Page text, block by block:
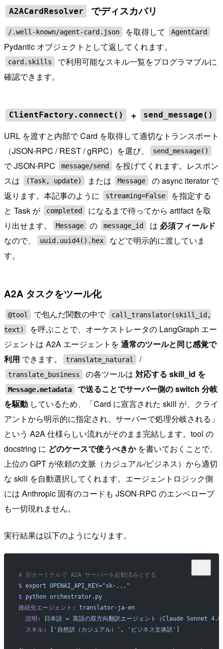
A2ACardResolver でディスカバリ
/.well-known/agent-card.json を取得して AgentCard
Pydantic オブジェクトとして返してくれます。
card.skills
で利用可能なスキル一覧をプログラマブルに
確認できます。
ClientFactory.connect() + send_message()
URL を渡すと内部で Card を取得して適切なトランスポート
（JSON-RPC / REST / gRPC）を選び、
send_message()
で JSON-RPC message/send
を投げてくれます。レスポン
スは
(Task, update) または Message
の async iterator で
返ります。本記事のように
streaming=False
を指定する
と Task が
completed
になるまで待ってから artifact を取
り出せます。
Message の message_id は 必須フィールド
なので、
uuid.uuid4().hex
などで明示的に渡していま
す。
A2A タスクをツール化
@tool で包んだ関数の中で
call_translator(skill_id,
text)
を呼ぶことで、オーケストレータの LangGraph エー
ジェントは A2A エージェントを 通常のツールと同じ感覚で
利用 できます。 translate_natural /
translate_business の各ツールは対応する skill_id を
Message.metadata
で送ることでサーバー側の switch 分岐
を駆動 しているため、「Card に宣言された skill が、クライ
アントから明示的に指定され、サーバーで処理分岐される」
という A2A 仕様らしい流れがそのまま完結します。tool の
docstring に どのケースで使うべきかを書いておくことで、
上位の GPT が依頼の文脈（カジュアル/ビジネス）から適切
な skill を自動選択してくれます。エージェントロジック側
には Anthropic 固有のコードも JSON-RPC のエンベロープ
も一切現れません。
実行結果は以下のようになります。
# 別ターミナルで A2A サーバーを起動済みとする
$ export OPENAI_API_KEY="sk-..."
$ python orchestrator.py
接続先エージェント:
translator-ja-en
  説明:
日本語 ↔ 英語の双方向翻訳エージェント（Claude Sonnet 4.6
  スキル:
'自然訳（カジュアル）' , 'ビジネス文体訳']